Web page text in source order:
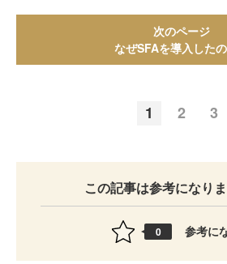
次のページ
なぜSFAを導入した
1 2 3
この記事は参考になり
0 参考に